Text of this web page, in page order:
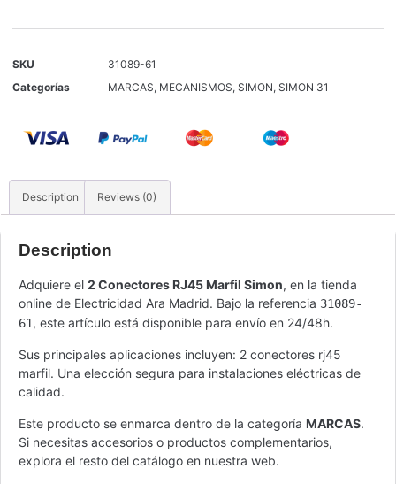
SKU
31089-61
Categorías
MARCAS, MECANISMOS, SIMON, SIMON 31
Description Reviews (0)
Description
Adquiere el 2 Conectores RJ45 Marfil Simon, en la tienda
online de Electricidad Ara Madrid. Bajo la referencia 31089-
61, este artículo está disponible para envío en 24/48h.
Sus principales aplicaciones incluyen: 2 conectores rj45
marfil. Una elección segura para instalaciones eléctricas de
calidad.
Este producto se enmarca dentro de la categoría MARCAS.
Si necesitas accesorios o productos complementarios,
explora el resto del catálogo en nuestra web.